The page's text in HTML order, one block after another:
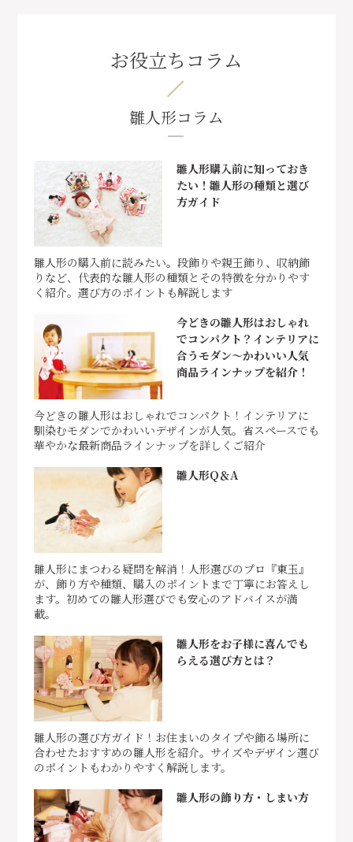
お役立ちコラム
雛人形コラム
雛人形購入前に知っておき
たい！雛人形の種類と選び
方ガイド
雛人形の購入前に読みたい。段飾りや親王飾り、収納飾
りなど、代表的な雛人形の種類とその特徴を分かりやす
く紹介。選び方のポイントも解説します
今どきの雛人形はおしゃれ
でコンパクト？インテリアに
合うモダン～かわいい人気
商品ラインナップを紹介！
今どきの雛人形はおしゃれでコンパクト！インテリアに
馴染むモダンでかわいいデザインが人気。省スペースでも
華やかな最新商品ラインナップを詳しくご紹介
雛人形Q＆A
雛人形にまつわる疑問を解消！人形選びのプロ『東玉』
が、飾り方や種類、購入のポイントまで丁寧にお答えし
ます。初めての雛人形選びでも安心のアドバイスが満
載。
雛人形をお子様に喜んでも
らえる選び方とは？
雛人形の選び方ガイド！お住まいのタイプや飾る場所に
合わせたおすすめの雛人形を紹介。サイズやデザイン選び
のポイントもわかりやすく解説します。
雛人形の飾り方・しまい方